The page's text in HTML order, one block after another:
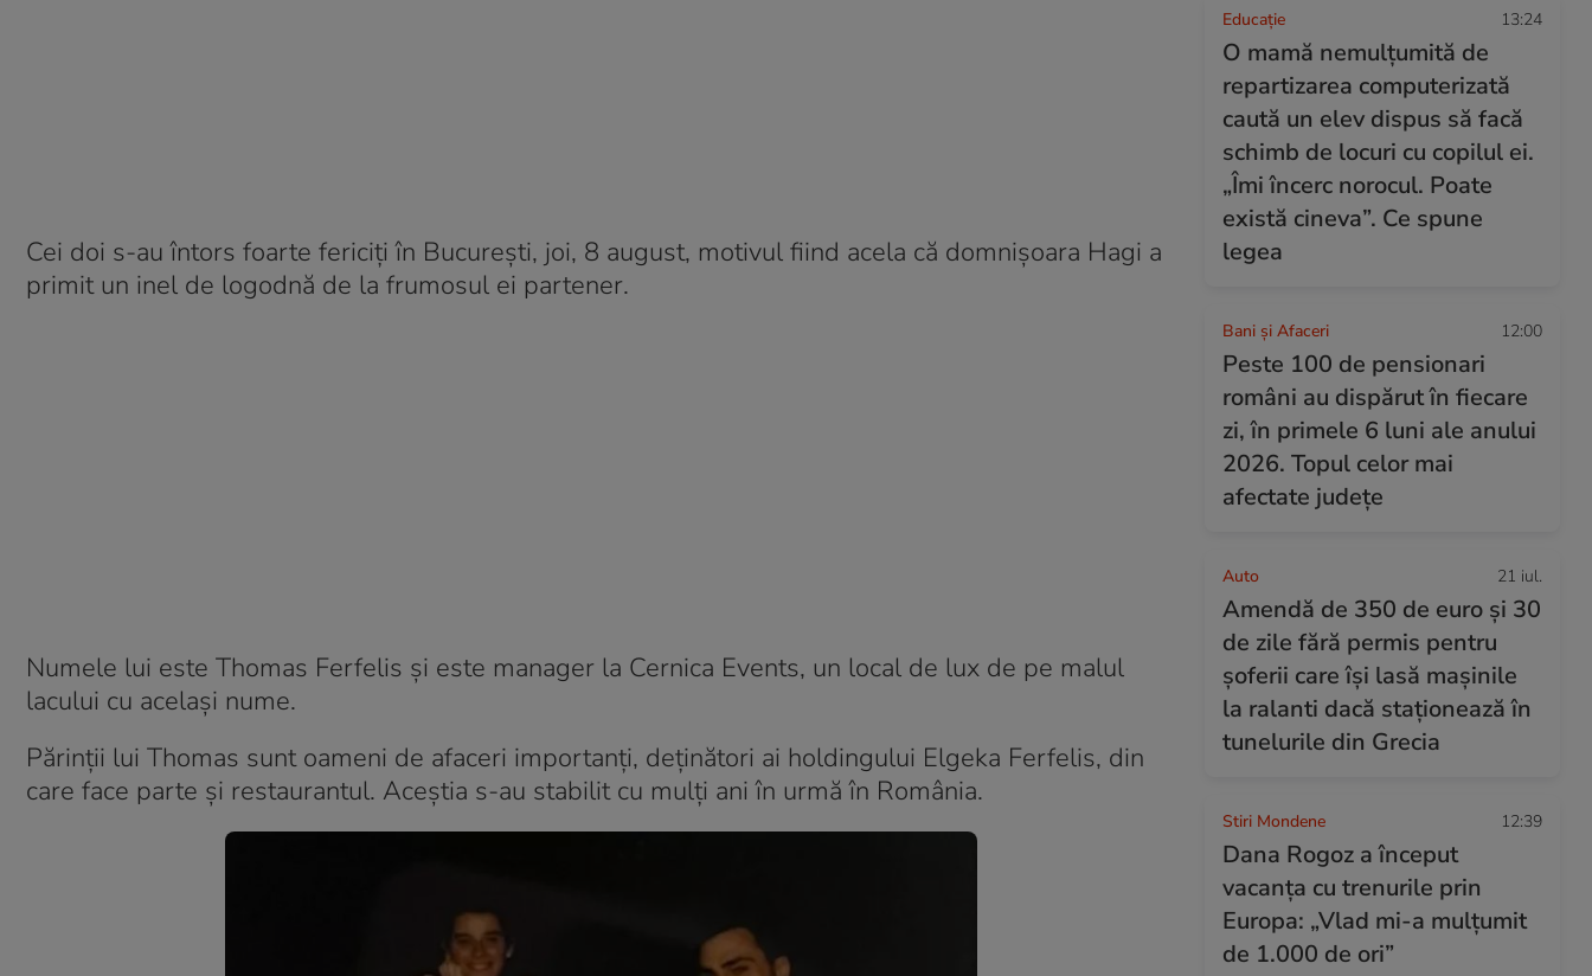
Cei doi s-au întors foarte fericiți în București, joi, 8 august, motivul fiind acela că domnișoara Hagi a
primit un inel de logodnă de la frumosul ei partener.
Numele lui este Thomas Ferfelis și este manager la Cernica Events, un local de lux de pe malul
lacului cu același nume.
Părinții lui Thomas sunt oameni de afaceri importanți, deținători ai holdingului Elgeka Ferfelis, din
care face parte și restaurantul. Aceștia s-au stabilit cu mulți ani în urmă în România.
Educație 13:24
O mamă nemulțumită de
repartizarea computerizată
caută un elev dispus să facă
schimb de locuri cu copilul ei.
„Îmi încerc norocul. Poate
există cineva”. Ce spune
legea
Bani și Afaceri 12:00
Peste 100 de pensionari
români au dispărut în fiecare
zi, în primele 6 luni ale anului
2026. Topul celor mai
afectate județe
Auto 21 iul.
Amendă de 350 de euro și 30
de zile fără permis pentru
șoferii care își lasă mașinile
la ralanti dacă staționează în
tunelurile din Grecia
Stiri Mondene 12:39
Dana Rogoz a început
vacanța cu trenurile prin
Europa: „Vlad mi-a mulțumit
de 1.000 de ori”